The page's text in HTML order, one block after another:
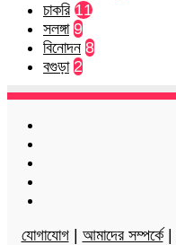
চাকরি 11
সলঙ্গা 9
বিনোদন 8
বগুড়া 2
যোগাযোগ| আমাদের সম্পর্কে|